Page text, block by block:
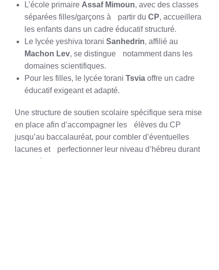
L’école primaire Assaf Mimoun, avec des classes
séparées filles/garçons à partir du CP, accueillera
les enfants dans un cadre éducatif structuré.
Le lycée yeshiva torani Sanhedrin, affilié au
Machon Lev, se distingue notamment dans les
domaines scientifiques.
Pour les filles, le lycée torani Tsvia offre un cadre
éducatif exigeant et adapté.
Une structure de soutien scolaire spécifique sera mise
en place afin d’accompagner les élèves du CP
jusqu’au baccalauréat, pour combler d’éventuelles
lacunes et perfectionner leur niveau d’hébreu durant